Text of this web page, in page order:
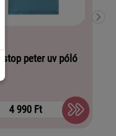
peter uv póló
4 990 Ft